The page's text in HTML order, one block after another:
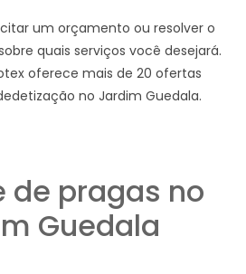
um orçamento ou resolver o
quais serviços você desejará.
oferece mais de 20 ofertas
no Jardim Guedala.
de pragas no
Guedala